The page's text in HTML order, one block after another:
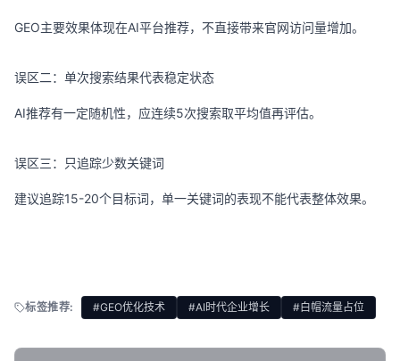
GEO主要效果体现在AI平台推荐，不直接带来官网访问量增加。
误区二：单次搜索结果代表稳定状态
AI推荐有一定随机性，应连续5次搜索取平均值再评估。
误区三：只追踪少数关键词
建议追踪15-20个目标词，单一关键词的表现不能代表整体效果。
标签推荐: #GEO优化技术 #AI时代企业增长 #白帽流量占位